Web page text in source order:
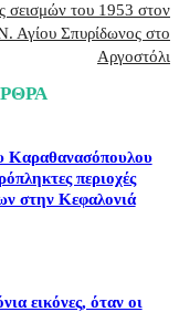
σεισμών του 1953 στον
Αγίου Σπυρίδωνος στο
Αργοστόλι
Καραθανασόπουλου
περιοχές
στην Κεφαλονιά
εικόνες, όταν οι